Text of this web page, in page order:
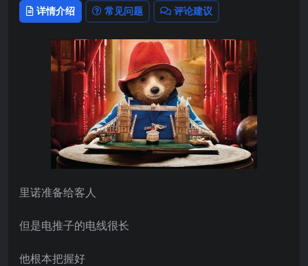
详情介绍 常见问题 评论建议
里诺准备给客人
但是电推子的电线很长
他根本把握好